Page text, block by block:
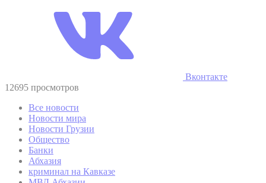
Вконтакте
12695 просмотров
Все новости
Новости мира
Новости Грузии
Общество
Банки
Абхазия
криминал на Кавказе